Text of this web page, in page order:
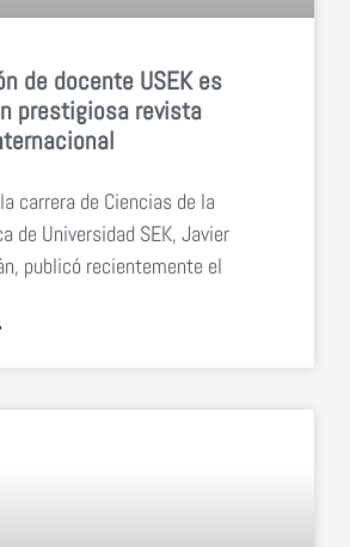
de docente USEK es
prestigiosa revista
carrera de Ciencias de la
de Universidad SEK, Javier
publicó recientemente el